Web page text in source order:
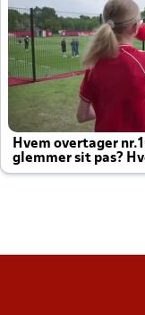
Hvem overtager
glemmer sit pas?
altid til efter